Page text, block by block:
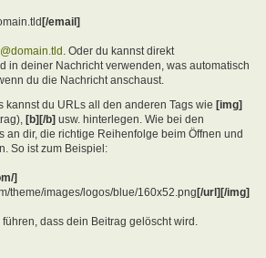
[/email]
. Oder du kannst direkt
in deiner Nachricht verwenden, was automatisch
du die Nachricht anschaust.
kannst du URLs all den anderen Tags wie [img]
[b][/b] usw. hinterlegen. Wie bei den
an dir, die richtige Reihenfolge beim Öffnen und
So ist zum Beispiel:
]
theme/images/logos/blue/160x52.png[/url][/img]
dass dein Beitrag gelöscht wird.